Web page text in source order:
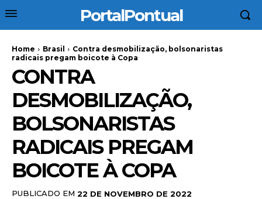
PortalPontual
Home Brasil
Contra desmobilização, bolsonaristas
radicais pregam boicote à Copa
CONTRA
DESMOBILIZAÇÃO,
BOLSONARISTAS
RADICAIS PREGAM
BOICOTE À COPA
PUBLICADO EM 22 DE NOVEMBRO DE 2022